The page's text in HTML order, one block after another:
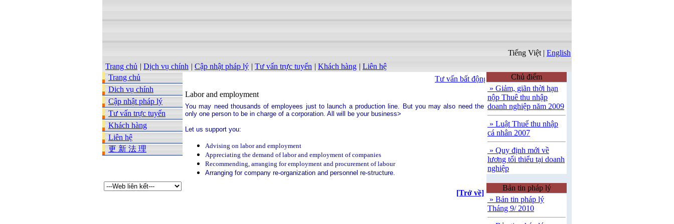
Tiếng Việt | English
Trang chủ | Dịch vụ chính | Cập nhật pháp lý | Tư vấn trực tuyến | Khách hàng | Liên hệ
Trang chủ
Dich vụ chính
Cập nhật pháp lý
Tư vấn trực tuyến
Khách hàng
Liên hệ
更 新 法 理
Tư vấn bất động sản Môi giới thương mại và đầu tư
Labor and employment
You may need thousands of employees just to launch a production line. But you may also need the
only one person to be in charge of a corporation. All will be your business>
Let us support you:
Advising on labor and employment
Appreciating the demand of labor and employment of companies
Recommending, arranging for employment and procurement of labour
Arranging for company re-organization and personnel re-structure.
[Trở về]
Chủ điểm
» Giảm, giãn thời hạn
nộp Thuê thu nhập
doanh nghiệp năm 2009
» Luật Thuế thu nhập
cá nhân 2007
» Quy định mới về
lương tối thiểu tại doanh
nghiệp
Bản tin pháp lý
» Bản tin pháp lý
Tháng 9/ 2010